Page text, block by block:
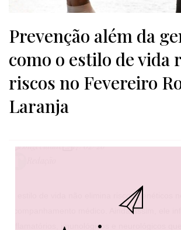
Prevenção além da
como o estilo de vida
riscos no Fevereiro
Laranja
Longevidade
17/02/26
O estilo de vida não elimina riscos genéticos
acompanhamento médico. Ainda assim, ele
inflamatórios, imunológicos e neurológicos